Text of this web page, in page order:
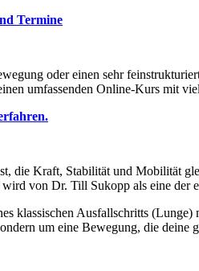
Termine
oder einen sehr
umfassenden Online-Kurs mit
die Kraft, Stabilität und Mobilität
von Dr. Till Sukopp als eine der
klassischen Ausfallschritts
um eine Bewegung, die deine